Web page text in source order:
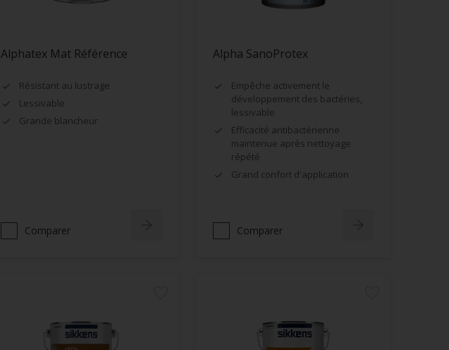
Alphatex Mat Référence
Résistant au lustrage
Lessivable
Grande blancheur
Comparer
Alpha SanoProtex
Empêche activement le
développement des bactéries,
lessivable
Efficacité antibactérienne
maintenue après nettoyage
répété
Grand confort d'application
Comparer